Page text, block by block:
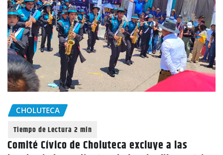
CHOLUTECA
Comité Cívico de Choluteca excluye a las